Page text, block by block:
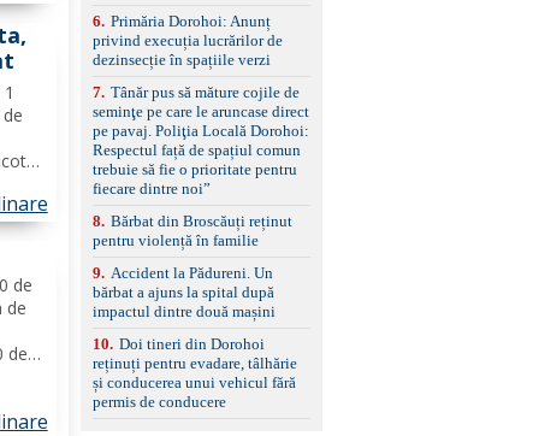
de
de
de
filtru de particule,
standard Euro 6 Trapă
panoramică, geamuri
remorcare Bonus: -
Covorașe textile montate
pe mașină. -Ofer și un
set de covorașe din
cauciuc/pvc. -Se vinde
împreună cu un set de
anvelope de iarnă.
6. Primăria Dorohoi: Anunț
privind execuția lucrărilor de
dezinsecție în spațiile verzi
7. Tânăr pus să măture cojile de
seminţe pe care le aruncase direct
pe pavaj. Poliţia Locală Dorohoi:
Respectul față de spațiul comun
trebuie să fie o prioritate pentru
fiecare dintre noi”
8. Bărbat din Broscăuți reținut
pentru violență în familie
9. Accident la Pădureni. Un
bărbat a ajuns la spital după
impactul dintre două mașini
10. Doi tineri din Dorohoi
reținuți pentru evadare, tâlhărie
și conducerea unui vehicul fără
permis de conducere